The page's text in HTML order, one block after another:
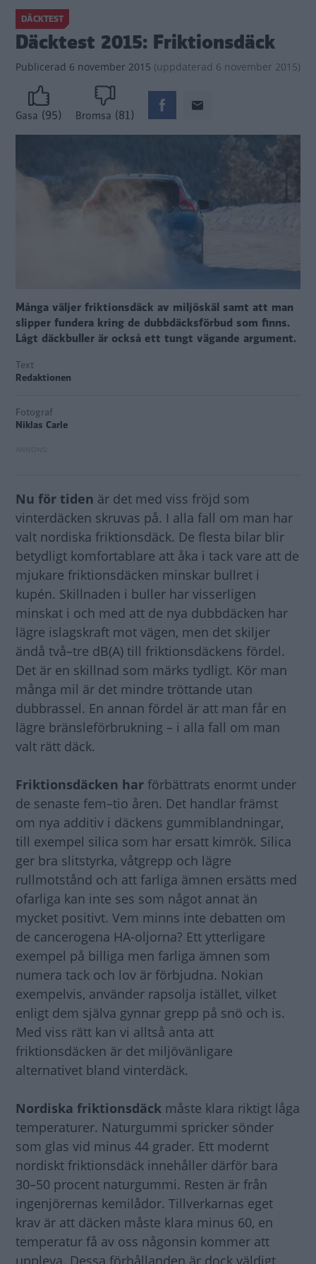
DÄCKTEST
Däcktest 2015: Friktionsdäck
Publicerad 6 november 2015 (uppdaterad 6 november 2015)
Gasa (95) Bromsa (81)
Många väljer friktionsdäck av miljöskäl samt att man
slipper fundera kring de dubbdäcksförbud som finns.
Lågt däckbuller är också ett tungt vägande argument.
Text
Redaktionen
Fotograf
Niklas Carle
Nu för tiden är det med viss fröjd som
vinterdäcken skruvas på. I alla fall om man har
valt nordiska friktionsdäck. De flesta bilar blir
betydligt komfortablare att åka i tack vare att de
mjukare friktionsdäcken minskar bullret i
kupén. Skillnaden i buller har visserligen
minskat i och med att de nya dubbdäcken har
lägre islagskraft mot vägen, men det skiljer
ändå två–tre dB(A) till friktionsdäckens fördel.
Det är en skillnad som märks tydligt. Kör man
många mil är det mindre tröttande utan
dubbrassel. En annan fördel är att man får en
lägre bränsleförbrukning – i alla fall om man
valt rätt däck.
Friktionsdäcken har förbättrats enormt under
de senaste fem–tio åren. Det handlar främst
om nya additiv i däckens gummiblandningar,
till exempel silica som har ersatt kimrök. Silica
ger bra slitstyrka, våtgrepp och lägre
rullmotstånd och att farliga ämnen ersätts med
ofarliga kan inte ses som något annat än
mycket positivt. Vem minns inte debatten om
de cancerogena HA-oljorna? Ett ytterligare
exempel på billiga men farliga ämnen som
numera tack och lov är förbjudna. Nokian
exempelvis, använder rapsolja istället, vilket
enligt dem själva gynnar grepp på snö och is.
Med viss rätt kan vi alltså anta att
friktionsdäcken är det miljövänligare
alternativet bland vinterdäck.
Nordiska friktionsdäck måste klara riktigt låga
temperaturer. Naturgummi spricker sönder
som glas vid minus 44 grader. Ett modernt
nordiskt friktionsdäck innehåller därför bara
30–50 procent naturgummi. Resten är från
ingenjörernas kemilådor. Tillverkarnas eget
krav är att däcken måste klara minus 60, en
temperatur få av oss någonsin kommer att
uppleva. Dessa förhållanden är dock väldigt